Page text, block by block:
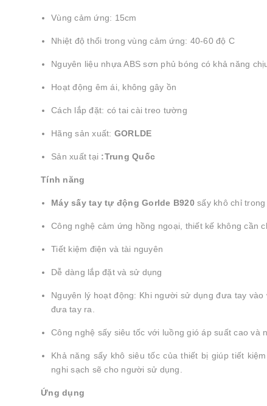
Vùng cảm ứng: 15cm
Nhiệt độ thổi trong vùng cảm ứng: 40-60 độ C
Nguyên liệu nhựa ABS sơn phủ bóng có khả năng
Hoạt động êm ái, không gây ồn
Cách lắp đặt: có tai cài treo tường
Hãng sản xuất: GORLDE
Sản xuất tại :Trung Quốc
Tính năng
Máy sấy tay tự động Gorlde B920 sấy khô chỉ
Công nghệ cảm ứng hồng ngoại, thiết kế không cần
Tiết kiệm điện và tài nguyên
Dễ dàng lắp đặt và sử dụng
Nguyên lý hoạt động: Khi người sử dụng đưa tay
đưa tay ra.
Công nghệ sấy siêu tốc với luồng gió áp suất cao và
Khả năng sấy khô siêu tốc của thiết bị giúp tiết
nghi sạch sẽ cho người sử dụng.
Ứng dụng